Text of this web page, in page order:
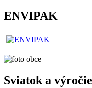
ENVIPAK
Sviatok a výročie